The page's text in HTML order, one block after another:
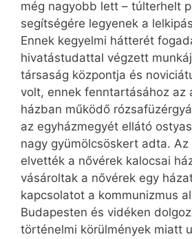
még nagyobb lett – túlterhelt
segítségére legyenek a
Ennek kegyelmi hátterét
hivatástudattal végzett
társaság központja és
volt, ennek fenntartásához az
házban működő
az egyházmegyét ellátó
nagy gyümölcsöskert adta.
elvették a nővérek kalocsai
vásároltak a nővérek egy
kapcsolatot a kommunizmus
Budapesten és vidéken
történelmi körülmények miatt